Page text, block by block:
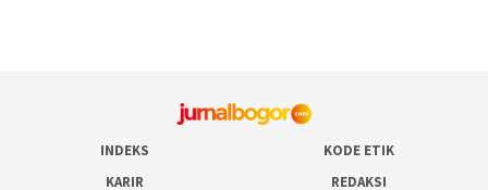
INDEKS
KODE ETIK
KARIR
REDAKSI